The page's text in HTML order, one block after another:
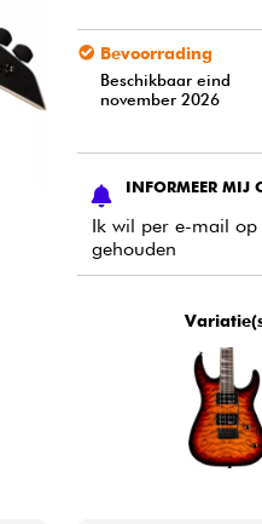
Bevoorrading
Beschikbaar eind
november 2026
INFORMEER MIJ
Ik wil per e-mail
gehouden